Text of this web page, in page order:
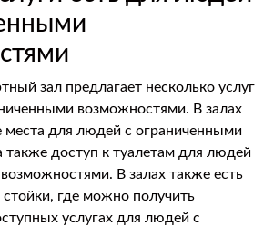
зал предлагает несколько услуг
возможностями. В залах
места для людей с ограниченными
также доступ к туалетам для людей
В залах также есть
где можно получить
услугах для людей с